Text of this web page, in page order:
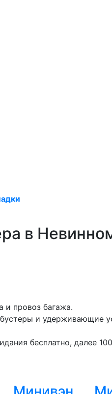
в
и провоз багажа.
и удерживающие
бесплатно, далее